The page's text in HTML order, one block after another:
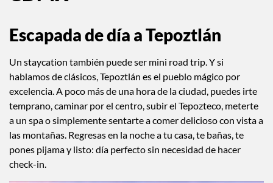
Escapada de día a Tepoztlán
Un staycation también puede ser mini road trip. Y si
hablamos de clásicos, Tepoztlán es el pueblo mágico por
excelencia. A poco más de una hora de la ciudad, puedes irte
temprano, caminar por el centro, subir el Tepozteco, meterte
a un spa o simplemente sentarte a comer delicioso con vista a
las montañas. Regresas en la noche a tu casa, te bañas, te
pones pijama y listo: día perfecto sin necesidad de hacer
check-in.